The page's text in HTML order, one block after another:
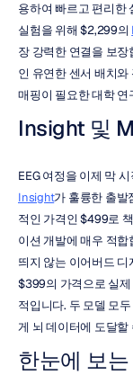
용하여 빠르고 편리한
실험을 위해 $2,299의
장 강력한 연결을 보
인 유연한 센서 배치
매핑이 필요한 대학
Insight 및
Insight가 훌륭한 출발
적인 가격인 $499로
이션 개발에 매우 적
띄지 않는 이어버드
$399의 가격으로 실
적입니다. 두 모델 모
게 뇌 데이터에 도달
한눈에 보